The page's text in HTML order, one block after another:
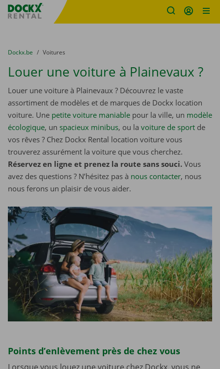
sitename
You are here:
du
Dockx.be to
Voitures
Louer une voiture à Plainevaux ?
Louer une voiture à Plainevaux ? Découvrez le vaste
assortiment de modèles et de marques de Dockx location
voiture. Une petite voiture maniable pour la ville, un modèle
écologique, un spacieux minibus, ou la voiture de sport de
vos rêves ? Chez Dockx Rental location voiture vous
trouverez assurément la voiture que vous cherchez.
Réservez en ligne et prenez la route sans souci. Vous
avez des questions ? N’hésitez pas à nous contacter, nous
nous ferons un plaisir de vous aider.
Points d’enlèvement près de chez vous